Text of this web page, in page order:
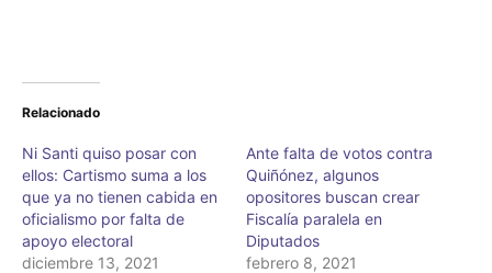
Relacionado
Ni Santi quiso posar con
ellos: Cartismo suma a los
que ya no tienen cabida en
oficialismo por falta de
apoyo electoral
diciembre 13, 2021
Ante falta de votos contra
Quiñónez, algunos
opositores buscan crear
Fiscalía paralela en
Diputados
febrero 8, 2021